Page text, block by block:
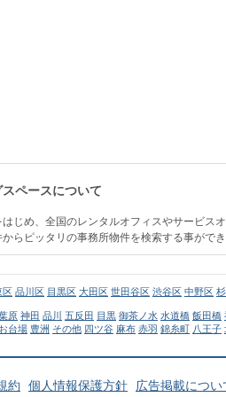
ペースについて
じめ、全国のレンタルオフィスやサービス
らピッタリの事務所物件を検索する事がで
区 品川区 目黒区 大田区 世田谷区 渋谷区 中野区
原 神田 品川 五反田 目黒 御茶ノ水 水道橋 飯田橋
お台場 豊洲 その他 四ツ谷 麻布 赤羽 錦糸町 八王子
約 個人情報保護方針 広告掲載につい